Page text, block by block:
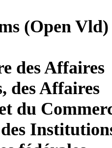
(Open Vld)
des Affaires
des Affaires
du